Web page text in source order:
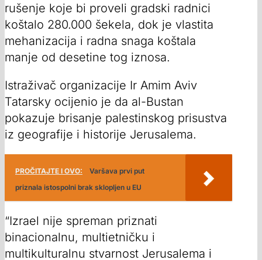
rušenje koje bi proveli gradski radnici
koštalo 280.000 šekela, dok je vlastita
mehanizacija i radna snaga koštala
manje od desetine tog iznosa.
Istraživač organizacije Ir Amim Aviv
Tatarsky ocijenio je da al-Bustan
pokazuje brisanje palestinskog prisustva
iz geografije i historije Jerusalema.
PROČITAJTE I OVO:
Varšava prvi put
priznala istospolni brak sklopljen u EU
“Izrael nije spreman priznati
binacionalnu, multietničku i
multikulturalnu stvarnost Jerusalema i